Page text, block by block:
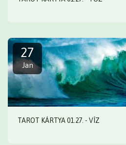
27
Jan
TAROT KÁRTYA 01.27. - VÍZ